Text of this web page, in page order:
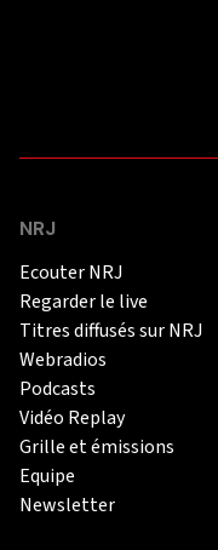
NRJ
Ecouter NRJ
Regarder le live
Titres diffusés sur NRJ
Webradios
Podcasts
Vidéo Replay
Grille et émissions
Equipe
Newsletter